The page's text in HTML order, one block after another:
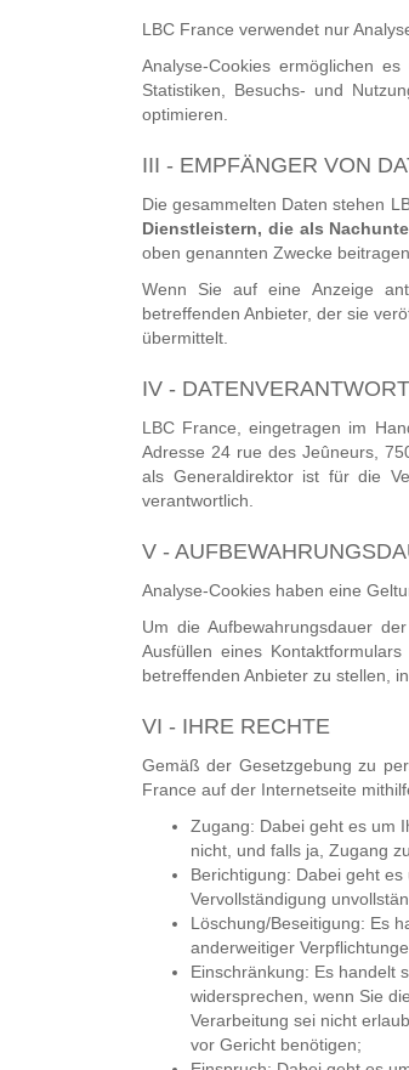
LBC France verwendet nur
Analyse-Cookies ermöglichen
Statistiken, Besuchs- und
optimieren.
III - EMPFÄNGER VON
Die gesammelten Daten stehen
Dienstleistern, die als
oben genannten Zwecke
Wenn Sie auf eine Anzeige
betreffenden Anbieter, der sie
übermittelt.
IV -
LBC France, eingetragen im
Adresse 24 rue des Jeûneurs,
als Generaldirektor ist für die
verantwortlich.
V -
Analyse-Cookies haben eine
Um die Aufbewahrungsdauer
Ausfüllen eines
betreffenden Anbieter zu stellen,
VI - IHRE RECHTE
Gemäß der Gesetzgebung zu
France auf der Internetseite
Zugang: Dabei geht es um
nicht, und falls ja, Zugang
Berichtigung: Dabei geht
Vervollständigung
Löschung/Beseitigung: Es
anderweitiger
Einschränkung: Es handelt
widersprechen, wenn Sie
Verarbeitung sei nicht
vor Gericht benötigen;